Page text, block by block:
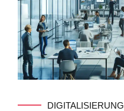
DIGITALISIERUNG